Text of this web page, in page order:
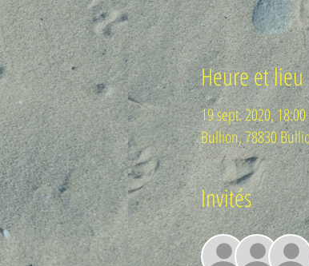
Heure et lieu
19 sept. 2020,
Bullion, 78830
Invités